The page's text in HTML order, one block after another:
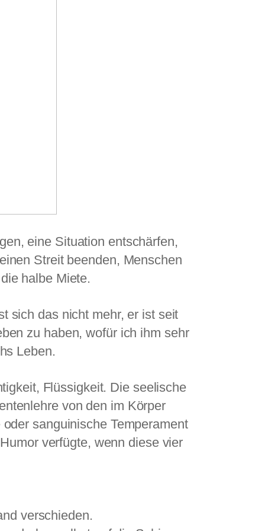
eine Situation entschärfen,
Streit beenden, Menschen
halbe Miete.
sich das nicht mehr, er ist seit
zu haben, wofür ich ihm sehr
Leben.
Flüssigkeit. Die seelische
von den im Körper
sanguinische Temperament
verfügte, wenn diese vier
verschieden.